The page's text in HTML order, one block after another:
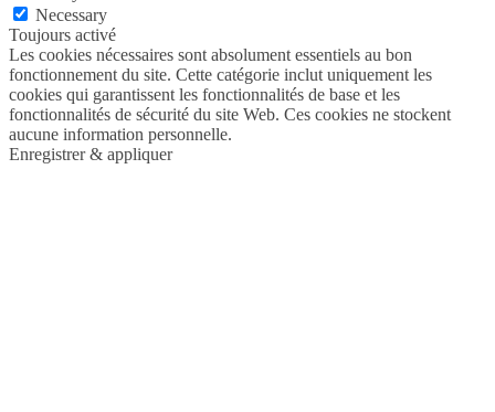
Necessary
Toujours activé
Les cookies nécessaires sont absolument essentiels au bon
fonctionnement du site. Cette catégorie inclut uniquement les
cookies qui garantissent les fonctionnalités de base et les
fonctionnalités de sécurité du site Web. Ces cookies ne stockent
aucune information personnelle.
Enregistrer & appliquer